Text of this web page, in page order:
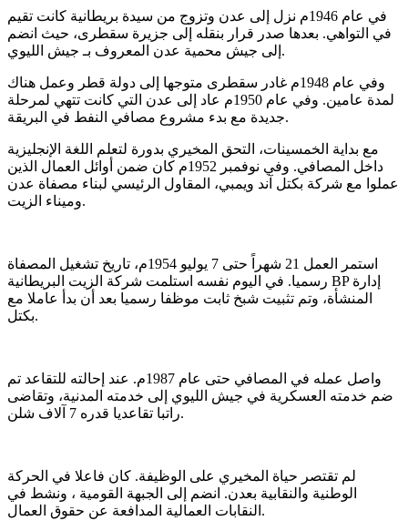
في عام 1946م نزل إلى عدن وتزوج من سيدة بريطانية كانت تقيم
في التواهي. بعدها صدر قرار بنقله إلى جزيرة سقطرى، حيث انضم
إلى جيش محمية عدن المعروف بـ جيش الليوي.
وفي عام 1948م غادر سقطرى متوجها إلى دولة قطر وعمل هناك
لمدة عامين. وفي عام 1950م عاد إلى عدن التي كانت تتهي لمرحلة
جديدة مع بدء مشروع مصافي النفط في البريقة.
مع بداية الخمسينات، التحق المخيري بدورة لتعلم اللغة الإنجليزية
داخل المصافي. وفي نوفمبر 1952م كان ضمن أوائل العمال الذين
عملوا مع شركة بكتل آند ويمبي، المقاول الرئيسي لبناء مصفاة عدن
وميناء الزيت.
استمر العمل 21 شهراً حتى 7 يوليو 1954م، تاريخ تشغيل المصفاة
رسميا. في اليوم نفسه استلمت شركة الزيت البريطانية BP إدارة
المنشأة، وتم تثبيت شبخ ثابت موظفا رسميا بعد أن بدأ عاملا مع
بكتل.
واصل عمله في المصافي حتى عام 1987م. عند إحالته للتقاعد تم
ضم خدمته العسكرية في جيش الليوي إلى خدمته المدنية، وتقاضى
راتبا تقاعديا قدره 7 آلاف شلن.
لم تقتصر حياة المخيري على الوظيفة. كان فاعلا في الحركة
الوطنية والنقابية بعدن. انضم إلى الجبهة القومية ، ونشط في
النقابات العمالية المدافعة عن حقوق العمال.